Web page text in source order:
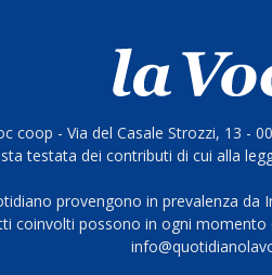
coop - Via del Casale Strozzi, 13 -
testata dei contributi di cui alla
provengono in prevalenza da
coinvolti possono in ogni